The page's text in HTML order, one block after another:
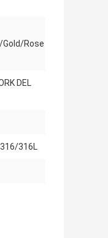
Rose
DEL
316L